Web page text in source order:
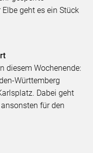
geht es ein Stück
diesem Wochenende:
Württemberg
Dabei geht
für den